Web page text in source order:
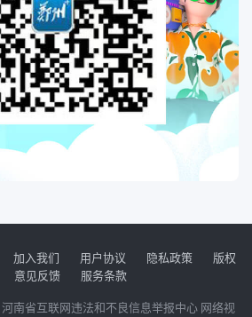
加入我们 用户协议 隐私政策
版权
意见反馈
服务条款
河南省互联网违法和不良信息举报中心 网络视